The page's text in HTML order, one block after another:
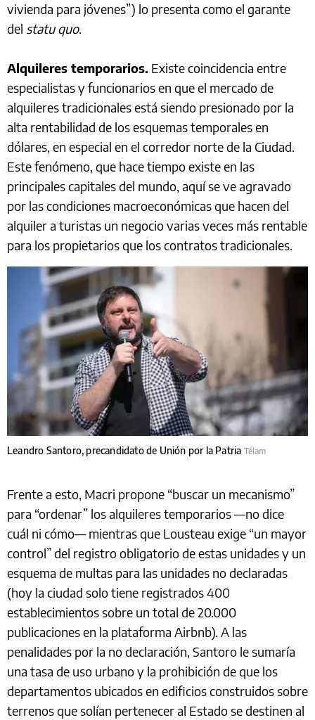
vivienda para jóvenes”) lo presenta como el garante
del statu quo.
Alquileres temporarios. Existe coincidencia entre
especialistas y funcionarios en que el mercado de
alquileres tradicionales está siendo presionado por la
alta rentabilidad de los esquemas temporales en
dólares, en especial en el corredor norte de la Ciudad.
Este fenómeno, que hace tiempo existe en las
principales capitales del mundo, aquí se ve agravado
por las condiciones macroeconómicas que hacen del
alquiler a turistas un negocio varias veces más rentable
para los propietarios que los contratos tradicionales.
Leandro Santoro, precandidato de Unión por la Patria Télam
Frente a esto, Macri propone “buscar un mecanismo”
para “ordenar” los alquileres temporarios —no dice
cuál ni cómo— mientras que Lousteau exige “un mayor
control” del registro obligatorio de estas unidades y un
esquema de multas para las unidades no declaradas
(hoy la ciudad solo tiene registrados 400
establecimientos sobre un total de 20.000
publicaciones en la plataforma Airbnb). A las
penalidades por la no declaración, Santoro le sumaría
una tasa de uso urbano y la prohibición de que los
departamentos ubicados en edificios construidos sobre
terrenos que solían pertenecer al Estado se destinen al